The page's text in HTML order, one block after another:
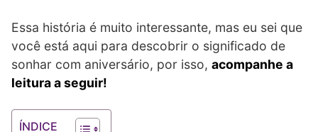
Essa história é muito interessante, mas eu sei que
você está aqui para descobrir o significado de
sonhar com aniversário, por isso, acompanhe a
leitura a seguir!
ÍNDICE